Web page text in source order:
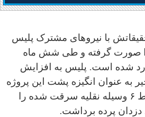
با نیروهای مشترک پلیس
صورت گرفته و طی شش ماه
از ۱۵۰ اتهام به دزدان وارد شده است. پلیس به افزایش
به عنوان انگیزه پشت این پروژه
اشاره و افزود که پلیس پیل در سال ۲۰۲۲ روزانه به طور متوسط ۶ وسیله نقلیه سرقت شده را
پرده برداشت.